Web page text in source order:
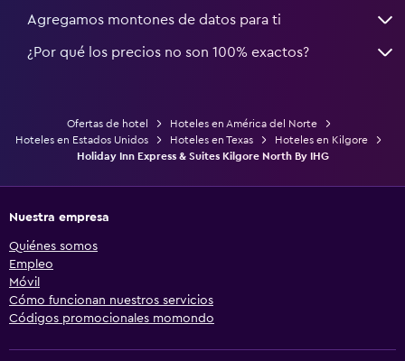
Agregamos montones de datos para ti
¿Por qué los precios no son 100% exactos?
Ofertas de hotel
Hoteles en América del Norte
Hoteles en Estados Unidos
Hoteles en Texas
Hoteles en Kilgore
Holiday Inn Express & Suites Kilgore North By IHG
Nuestra empresa
Quiénes somos
Empleo
Móvil
Cómo funcionan nuestros servicios
Códigos promocionales momondo